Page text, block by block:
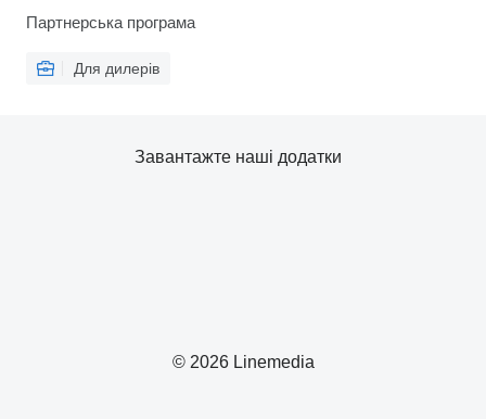
Партнерська програма
Для дилерів
© 2026 Linemedia
Завантажте наші додатки